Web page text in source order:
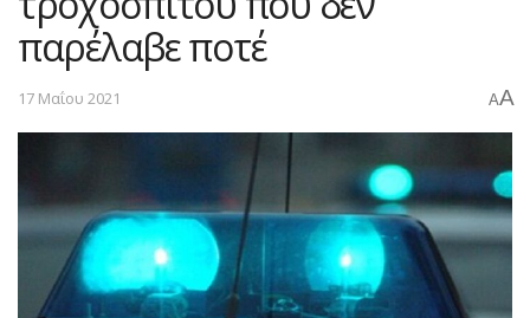
παρέλαβε ποτέ
17 Μαΐου 2021 AA